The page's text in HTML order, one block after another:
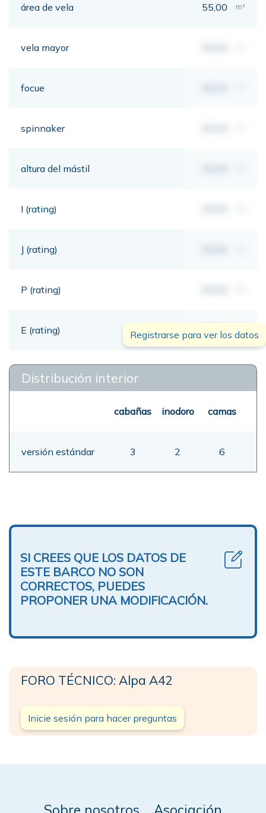
área de vela 55,00 m²
vela mayor
focue
spinnaker
altura del mástil
I (rating)
J (rating)
P (rating)
E (rating) 00,00 mt
Registrarse para ver los datos
Distribución interior
cabañas inodoro camas
versión estándar 3 2 6
SI CREES QUE LOS DATOS DE
ESTE BARCO NO SON
CORRECTOS, PUEDES
PROPONER UNA MODIFICACIÓN.
FORO TÉCNICO: Alpa A42
Inicie sesión para hacer preguntas